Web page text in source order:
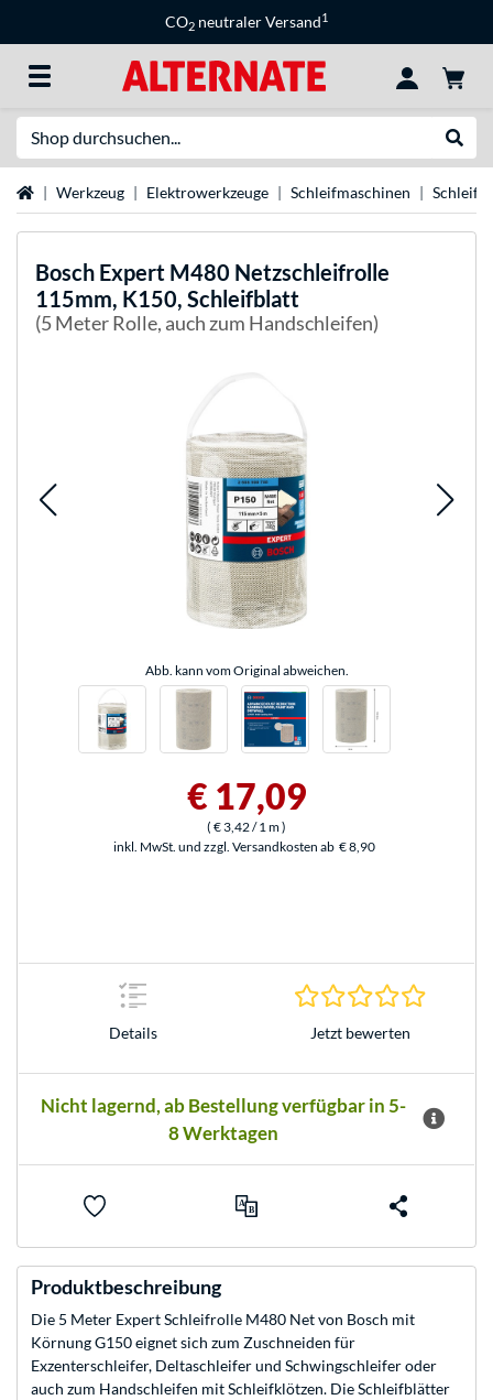
CO2 neutraler Versand1
StartseiteWerkzeug Elektrowerkzeuge Schleifmaschinen
Bosch Expert M480 Netzschleifrolle
115mm, K150, Schleifblatt
(5 Meter Rolle, auch zum Handschleifen)
Abb. kann vom Original abweichen.
€ 17,09
( € 3,42/ 1 m)
inkl. MwSt. und zzgl. Versandkosten ab € 8,90
Details Jetzt bewerten
Nicht lagernd, ab Bestellung verfügbar in 5-
8 Werktagen
Produktbeschreibung
Die 5 Meter Expert Schleifrolle M480 Net von Bosch mit
Körnung G150 eignet sich zum Zuschneiden für
Exzenterschleifer, Deltaschleifer und Schwingschleifer oder
auch zum Handschleifen mit Schleifklötzen. Die Schleifblätter